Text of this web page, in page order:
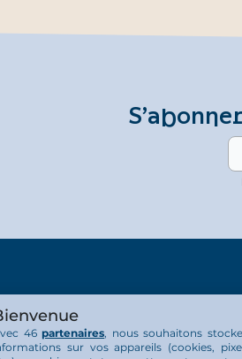
46partenaires, nous souhaitons
sur vos appareils (cookies,